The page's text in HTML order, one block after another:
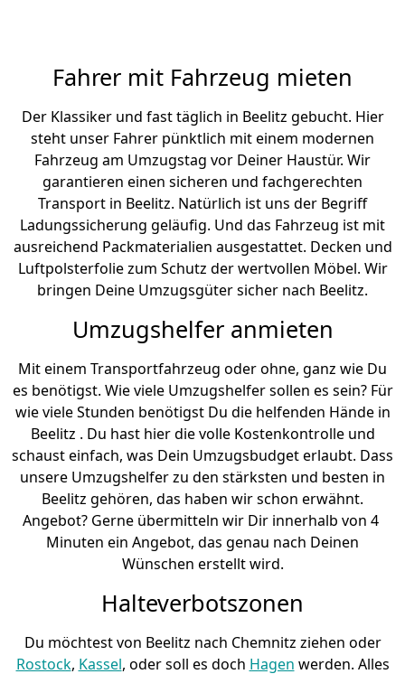
Fahrer mit Fahrzeug mieten
Der Klassiker und fast täglich in Beelitz gebucht. Hier
steht unser Fahrer pünktlich mit einem modernen
Fahrzeug am Umzugstag vor Deiner Haustür. Wir
garantieren einen sicheren und fachgerechten
Transport in Beelitz. Natürlich ist uns der Begriff
Ladungssicherung geläufig. Und das Fahrzeug ist mit
ausreichend Packmaterialien ausgestattet. Decken und
Luftpolsterfolie zum Schutz der wertvollen Möbel. Wir
bringen Deine Umzugsgüter sicher nach Beelitz.
Umzugshelfer anmieten
Mit einem Transportfahrzeug oder ohne, ganz wie Du
es benötigst. Wie viele Umzugshelfer sollen es sein? Für
wie viele Stunden benötigst Du die helfenden Hände in
Beelitz . Du hast hier die volle Kostenkontrolle und
schaust einfach, was Dein Umzugsbudget erlaubt. Dass
unsere Umzugshelfer zu den stärksten und besten in
Beelitz gehören, das haben wir schon erwähnt.
Angebot? Gerne übermitteln wir Dir innerhalb von 4
Minuten ein Angebot, das genau nach Deinen
Wünschen erstellt wird.
Halteverbotszonen
Du möchtest von Beelitz nach Chemnitz ziehen oder
Rostock, Kassel, oder soll es doch Hagen werden. Alles